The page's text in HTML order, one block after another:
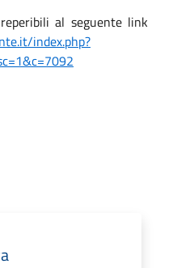
al seguente link
index.php?